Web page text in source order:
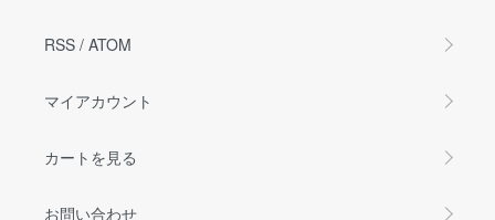
RSS / ATOM
マイアカウント
カートを見る
お問い合わせ